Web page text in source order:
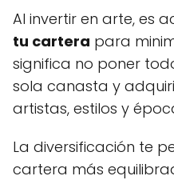
Al invertir en arte, es
tu cartera para
significa no poner
sola canasta y
artistas, estilos y
La diversificación te
cartera más